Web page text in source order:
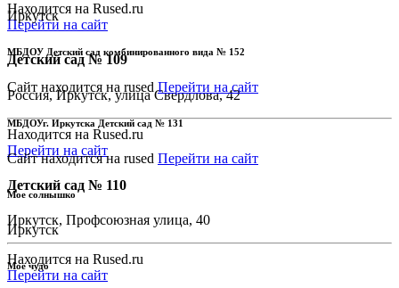
Находится на Rused.ru
Перейти на сайт
Детский сад № 109
Россия, Иркутск, улица Свердлова, 42
Находится на Rused.ru
Перейти на сайт
Детский сад № 110
Иркутск, Профсоюзная улица, 40
Находится на Rused.ru
Перейти на сайт
Иркутск
МБДОУ Детский сад комбинированного вида № 152
Сайт находится на rused Перейти на сайт
МБДОУг. Иркутска Детский сад № 131
Сайт находится на rused Перейти на сайт
Мое солнышко
Иркутск
Мое чудо